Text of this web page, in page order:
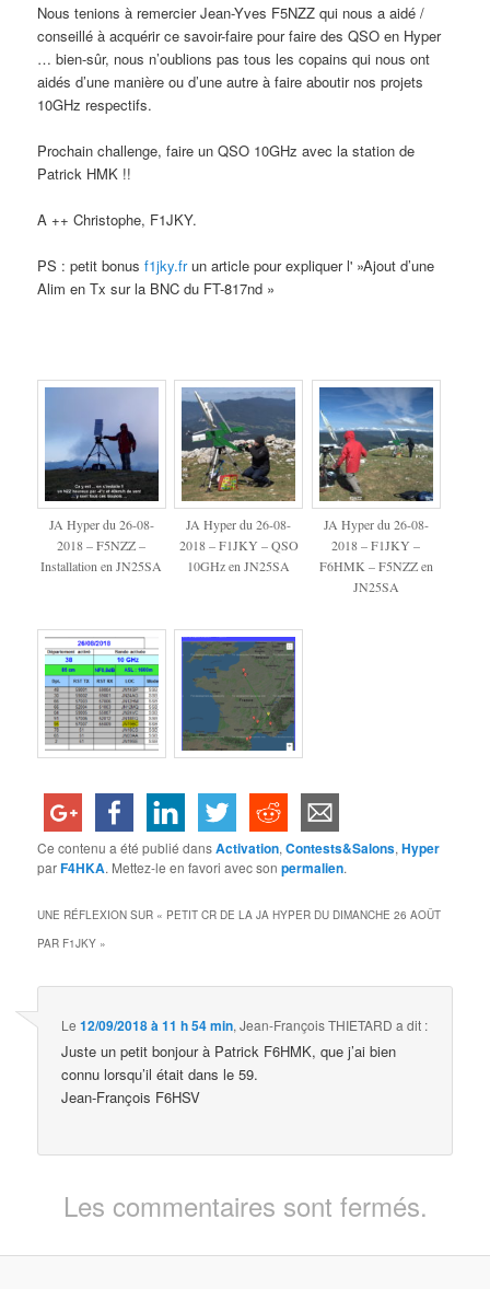
Nous tenions à remercier Jean-Yves F5NZZ qui nous a aidé /
conseillé à acquérir ce savoir-faire pour faire des QSO en Hyper
… bien-sûr, nous n’oublions pas tous les copains qui nous ont
aidés d’une manière ou d’une autre à faire aboutir nos projets
10GHz respectifs.
Prochain challenge, faire un QSO 10GHz avec la station de
Patrick HMK !!
A ++ Christophe, F1JKY.
PS : petit bonusf1jky.frun article pour expliquer l' »Ajout d’une
Alim en Tx sur la BNC du FT-817nd »
JA Hyper du 26-08-
2018 – F5NZZ –
Installation en JN25SA
JA Hyper du 26-08-
2018 – F1JKY – QSO
10GHz en JN25SA
JA Hyper du 26-08-
2018 – F1JKY –
F6HMK – F5NZZ en
JN25SA
Ce contenu a été publié dansActivation,Contests&Salons,Hyper
parF4HKA. Mettez-le en favori avec sonpermalien.
UNE RÉFLEXION SUR « PETIT CR DE LA JA HYPER DU DIMANCHE 26 AOÛT
PAR F1JKY »
Le12/09/2018 à 11 h 54 min,Jean-François THIETARD a dit :
Juste un petit bonjour à Patrick F6HMK, que j’ai bien
connu lorsqu’il était dans le 59.
Jean-François F6HSV
Les commentaires sont fermés.